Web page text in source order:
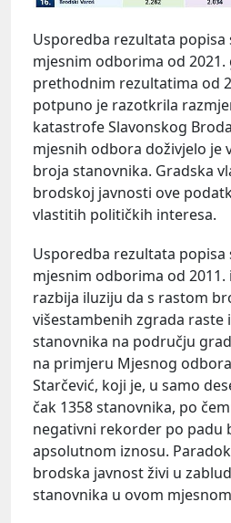
Usporedba rezultata popisa
mjesnim odborima od 2021.
prethodnim rezultatima od
potpuno je razotkrila
katastrofe Slavonskog
mjesnih odbora doživjelo je
broja stanovnika. Gradska
brodskoj javnosti ove
vlastitih političkih interesa.
Usporedba rezultata popisa
mjesnim odborima od 2011.
razbija iluziju da s rastom
višestambenih zgrada raste
stanovnika na području
na primjeru Mjesnog
Starčević, koji je, u samo
čak 1358 stanovnika, po
negativni rekorder po padu
apsolutnom iznosu.
brodska javnost živi u
stanovnika u ovom